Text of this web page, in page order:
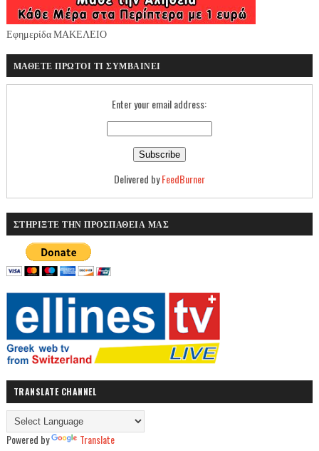
Εφημερίδα ΜΑΚΕΛΕΙΟ
ΜΑΘΕΤΕ ΠΡΩΤΟΙ ΤΙ ΣΥΜΒΑΙΝΕΙ
Enter your email address:
Delivered byFeedBurner
ΣΤΗΡΙΞΤΕ ΤΗΝ ΠΡΟΣΠΑΘΕΙΑ ΜΑΣ
TRANSLATE CHANNEL
Powered by Translate